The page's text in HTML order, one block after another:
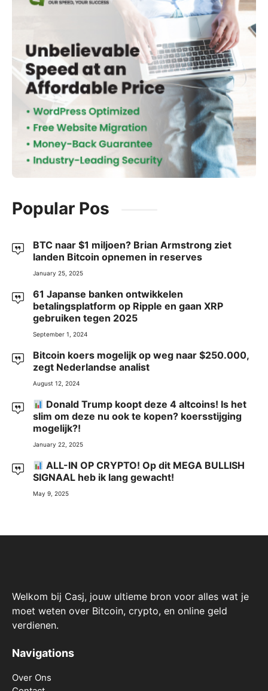
Popular Pos
BTC naar $1 miljoen? Brian Armstrong ziet
landen Bitcoin opnemen in reserves
January 25, 2025
61 Japanse banken ontwikkelen
betalingsplatform op Ripple en gaan XRP
gebruiken tegen 2025
September 1, 2024
Bitcoin koers mogelijk op weg naar $250.000,
zegt Nederlandse analist
August 12, 2024
Donald Trump koopt deze 4 altcoins! Is het
slim om deze nu ook te kopen? koersstijging
mogelijk?!
January 22, 2025
ALL-IN OP CRYPTO! Op dit MEGA BULLISH
SIGNAAL heb ik lang gewacht!
May 9, 2025
Welkom bij Casj, jouw ultieme bron voor alles wat je
moet weten over Bitcoin, crypto, en online geld
verdienen.
Navigations
Over Ons